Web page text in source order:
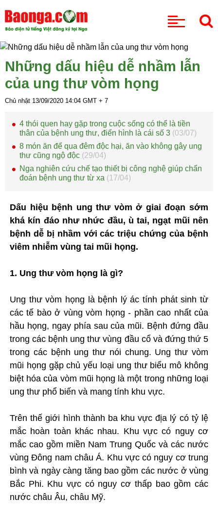
Những dấu hiệu dễ nhầm lẫn
của ung thư vòm họng
Chủ nhật 13/09/2020 14:04 GMT + 7
4 thói quen hay gặp trong cuộc sống có thể là tiền
thân của bệnh ung thư, điển hình là cái số 3 (03/07)
8 món ăn để qua đêm độc hại, ăn vào không gây ung
thư cũng ngộ độc (29/04)
Nga nghiên cứu chế tạo thiết bị công nghệ giúp chẩn
đoán bệnh ung thư từ xa (17/04)
Dấu hiệu bệnh ung thư vòm ở giai đoạn sớm
khá kín đáo như nhức đầu, ù tai, ngạt mũi nên
bệnh dễ bị nhầm với các triệu chứng của bệnh
viêm nhiễm vùng tai mũi họng.
1. Ung thư vòm họng là gì?
Ung thư vòm họng là bệnh lý ác tính phát sinh từ
các tế bào ở vùng vòm họng - phần cao nhất của
hầu họng, ngay phía sau của mũi. Bệnh đứng đầu
trong các bệnh ung thư vùng đầu cổ và đứng thứ 5
trong các bệnh ung thư nói chung. Ung thư vòm
mũi họng gặp chủ yếu loại ung thư biểu mô không
biệt hóa của vòm mũi họng là một trong những loại
ung thư phổ biến và mang tính khu vực.
Trên thế giới hình thành ba khu vực địa lý có tỷ lệ
mắc hoàn toàn khác nhau. Khu vực có nguy cơ
mắc cao gồm miền Nam Trung Quốc và các nước
vùng Đông nam châu Á. Khu vực có nguy cơ trung
bình và ngày càng tăng bao gồm các nước ở vùng
Bắc Phi. Khu vực có nguy cơ thấp bao gồm các
nước châu Âu, châu Mỹ.